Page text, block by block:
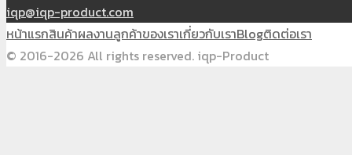
iqp@iqp-product.com
หน้าแรกสินค้าผลงานลูกค้าของเราเกี่ยวกับเราBlogติดต่อเรา
© 2016-2026 All rights reserved. iqp-Product